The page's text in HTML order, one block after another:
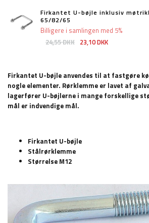
Firkantet U-bøjle inklusiv
65/82/65
24,55 DKK 23,10 DKK
Billigere i samlingen med 5%
Firkantet U-bøjle anvendes til at fastgøre
nogle elementer. Rørklemme er lavet af
lagerfører U-bøjlerne i mange forskellige
mål er indvendige mål.
Firkantet U-bøjle
Stålrørklemme
Størrelse M12